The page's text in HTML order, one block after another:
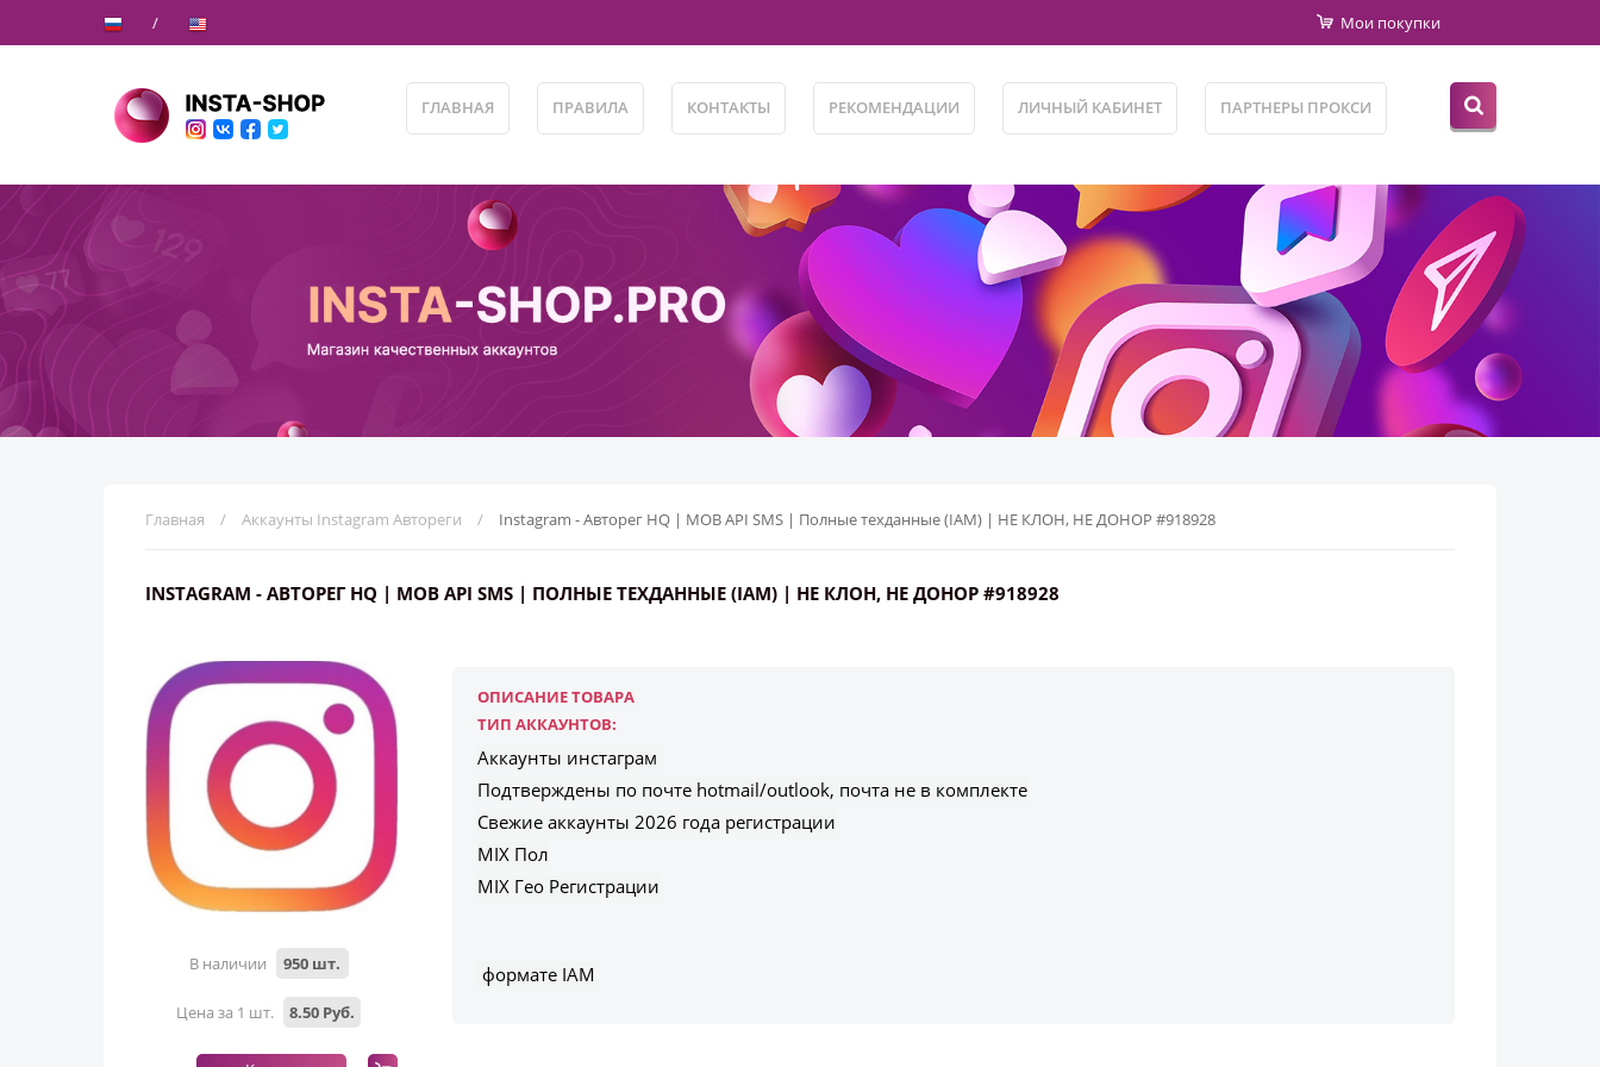
Мои покупки
ГЛАВНАЯ ПРАВИЛА КОНТАКТЫ РЕКОМЕНДАЦИИ ЛИЧНЫЙ КАБИНЕТ ПАРТНЕРЫ ПРОКСИ
Главная Аккаунты Instagram Автореги Instagram - Авторег HQ | MOB API SMS | Полные техданные (IAM) | НЕ КЛОН, НЕ ДОНОР #918928
INSTAGRAM - АВТОРЕГ HQ | MOB API SMS | ПОЛНЫЕ ТЕХДАННЫЕ (IAM) | НЕ КЛОН, НЕ ДОНОР #918928
В наличии 950 шт.
Цена за 1 шт. 8.50 Руб.
ОПИСАНИЕ ТОВАРА
ТИП АККАУНТОВ:
Аккаунты инстаграм
Подтверждены по почте hotmail/outlook, почта не в комплекте
Свежие аккаунты 2026 года регистрации
MIX Пол
MIX Гео Регистрации
формате IAM
Всего товара в корзине
(шт)